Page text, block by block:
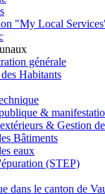
"My Local
générale
Habitants
&
& Gestion
Bâtiments
eaux
(STEP)
dans le canton de